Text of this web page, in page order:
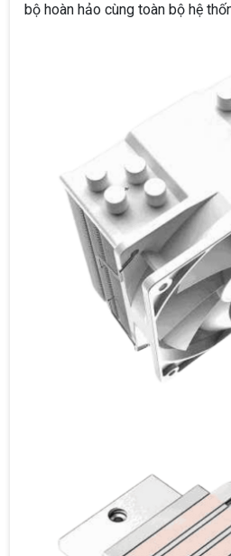
bộ hoàn hảo cùng toàn bộ hệ